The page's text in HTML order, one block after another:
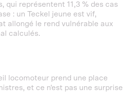
qui représentent 11,3 % des cas
: un Teckel jeune est vif,
allongé le rend vulnérable aux
calculés.
locomoteur prend une place
et ce n'est pas une surprise